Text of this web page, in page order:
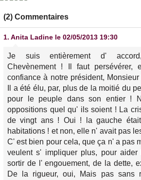
(2) Commentaires
1. Anita Ladine le 02/05/2013 19:30
Je suis entièrement d'
Chevènement ! Il faut persévérer,
confiance à notre président,
Il a été élu, par, plus de la moitié du
pour le peuple dans son entier !
oppositions quel qu' ils soient ! La
de vingt ans ! Oui ! la gauche
habitations ! et non, elle n' avait pas
C' est bien pour cela, que ça n' a pas
veulent s' impliquer plus, pour aider
sortir de l' engouement, de la dette,
De la rigueur, oui, Mais pas sans